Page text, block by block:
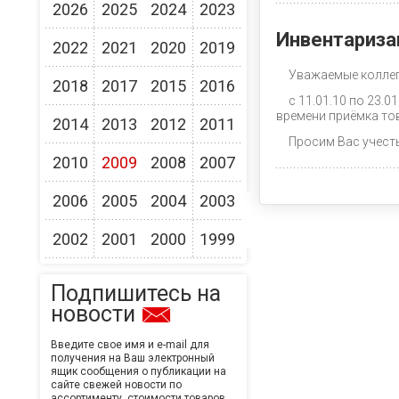
2026
2025 2024 2023
2022 2021 2020 2019
2018 2017 2015 2016
2014 2013 2012 2011
2010 2009 2008 2007
2006 2005 2004 2003
2002 2001 2000 1999
Подпишитесь на
новости
Введите свое имя и e-mail для
получения на Ваш электронный
ящик сообщения о публикации на
сайте свежей новости по
Уважаемые
с 11.01.10 по
времени приёмка
Просим Вас